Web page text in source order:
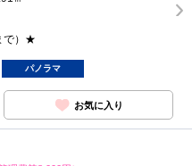
で）★
パノラマ
お気に入り